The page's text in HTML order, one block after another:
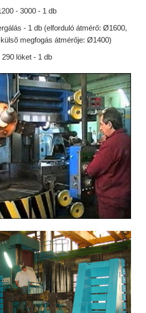
- 3000 - 1 db
- 1 db (elforduló átmérő: Ø1600,
megfogás átmérője: Ø1400)
löket - 1 db